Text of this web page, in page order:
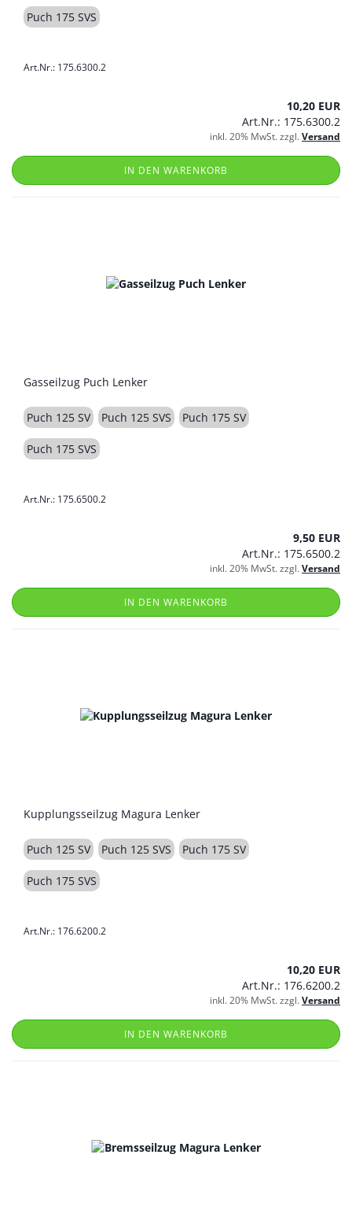
Puch 175 SVS
Art.Nr.: 175.6300.2
10,20 EUR
Art.Nr.: 175.6300.2
inkl. 20% MwSt. zzgl.Versand
IN DEN WARENKORB
Gasseilzug Puch Lenker
Puch 125 SV Puch 125 SVS Puch 175 SV
Puch 175 SVS
Art.Nr.: 175.6500.2
9,50 EUR
Art.Nr.: 175.6500.2
inkl. 20% MwSt. zzgl.Versand
IN DEN WARENKORB
Kupplungsseilzug Magura Lenker
Puch 125 SV Puch 125 SVS Puch 175 SV
Puch 175 SVS
Art.Nr.: 176.6200.2
10,20 EUR
Art.Nr.: 176.6200.2
inkl. 20% MwSt. zzgl.Versand
IN DEN WARENKORB